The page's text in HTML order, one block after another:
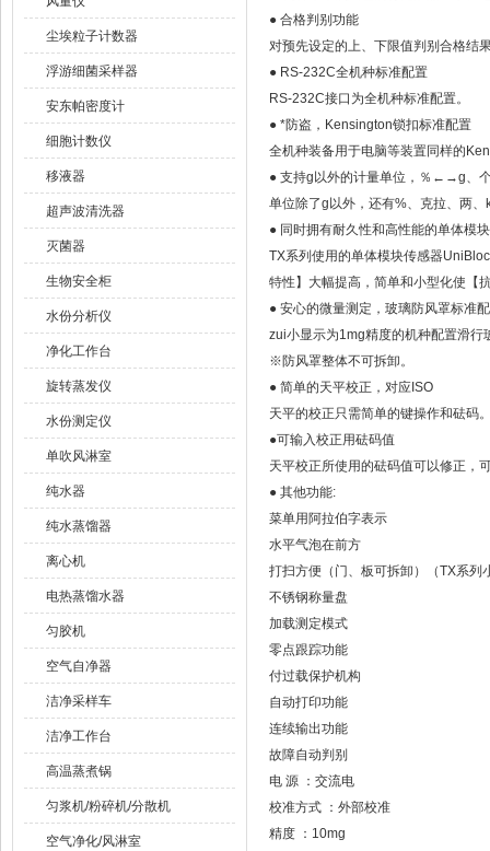
尘埃粒子计数器
浮游细菌采样器
安东帕密度计
细胞计数仪
移液器
超声波清洗器
灭菌器
生物安全柜
水份分析仪
净化工作台
旋转蒸发仪
水份测定仪
单吹风淋室
纯水器
纯水蒸馏器
离心机
电热蒸馏水器
匀胶机
空气自净器
洁净采样车
洁净工作台
高温蒸煮锅
匀浆机/粉碎机/分散机
空气净化/风淋室
● 合格判别功能
对预先设定的上、下限值判别合格结
● RS-232C全机种标准配置
RS-232C接口为全机种标准配置。
● *防盗，Kensington锁扣标准配置
全机种装备用于电脑等装置同样的
● 支持g以外的计量单位，％←→g、
单位除了g以外，还有%、克拉、两
● 同时拥有耐久性和高性能的单体模
TX系列使用的单体模块传感器
特性】大幅提高，简单和小型化使【
● 安心的微量测定，玻璃防风罩标准
zui小显示为1mg精度的机种配置滑行
※防风罩整体不可拆卸。
● 简单的天平校正，对应ISO
天平的校正只需简单的键操作和砝码
●可输入校正用砝码值
天平校正所使用的砝码值可以修正，
● 其他功能:
菜单用阿拉伯字表示
水平气泡在前方
打扫方便（门、板可拆卸）（TX系列
不锈钢称量盘
加载测定模式
零点跟踪功能
付过载保护机构
自动打印功能
连续输出功能
故障自动判别
电 源 ：交流电
校准方式 ：外部校准
精度 ：10mg